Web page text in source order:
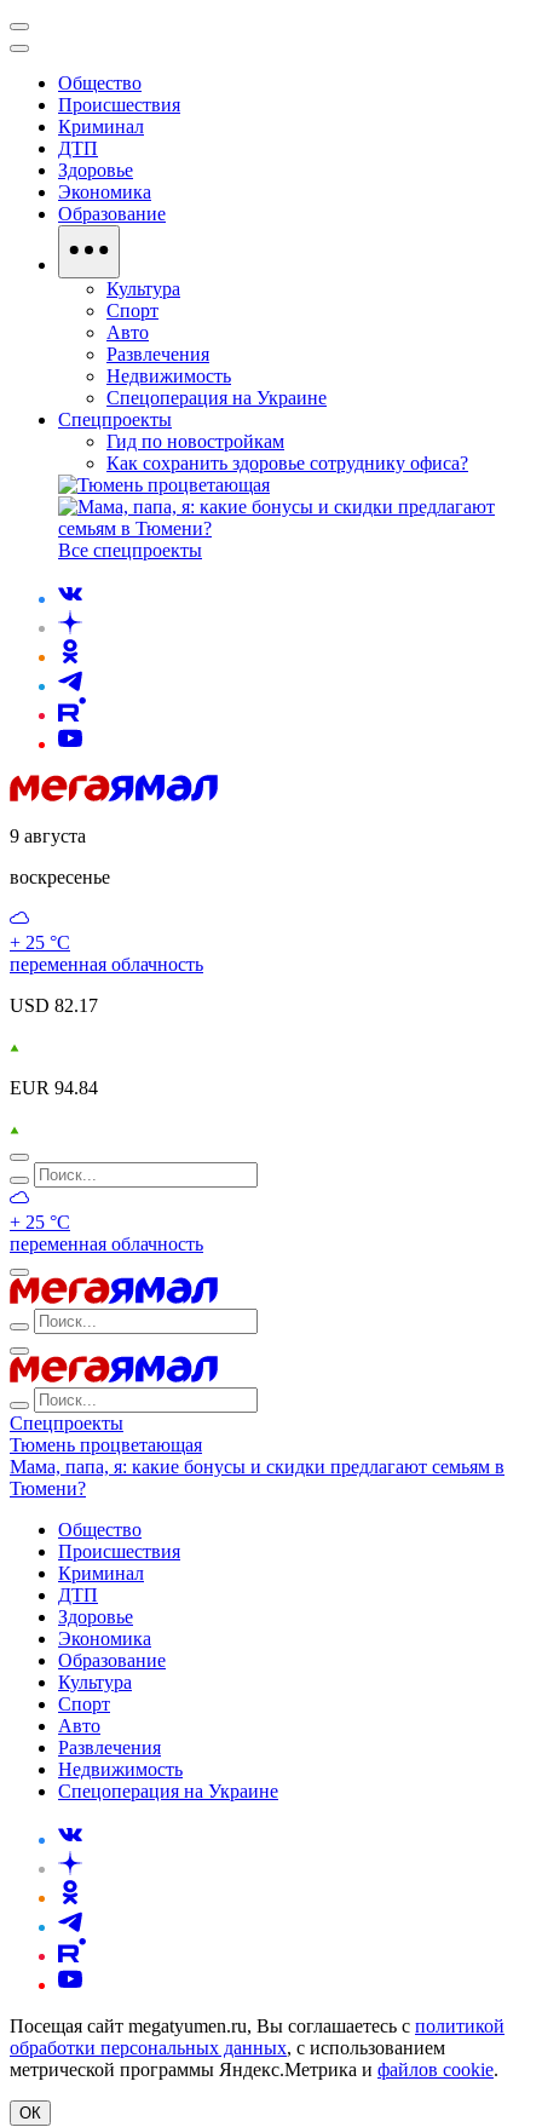
Общество
Происшествия
Криминал
ДТП
Здоровье
Экономика
Образование
Культура
Спорт
Авто
Развлечения
Недвижимость
Спецоперация на Украине
Спецпроекты
Гид по новостройкам
Как сохранить здоровье сотруднику офиса?
Все спецпроекты
9 августа
воскресенье
+ 25 °С
переменная облачность
USD 82.17
EUR 94.84
+ 25 °С
переменная облачность
Спецпроекты
Тюмень процветающая
Мама, папа, я: какие бонусы и скидки предлагают семьям в
Тюмени?
Общество
Происшествия
Криминал
ДТП
Здоровье
Экономика
Образование
Культура
Спорт
Авто
Развлечения
Недвижимость
Спецоперация на Украине
Посещая сайт megatyumen.ru, Вы соглашаетесь с политикой
обработки персональных данных, с использованием
метрической программы Яндекс.Метрика и файлов cookie.
ОК